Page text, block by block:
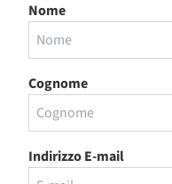
Nome
Cognome
Indirizzo E-mail